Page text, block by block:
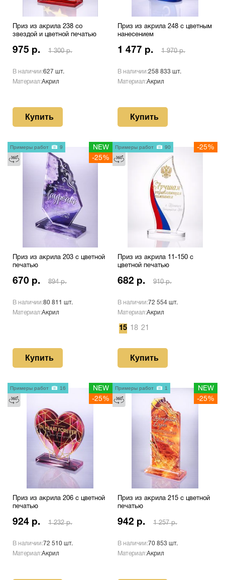
Приз из акрила 238 со
звездой и цветной печатью
975 р. 1 300 р.
В наличии:627 шт.
Материал:Акрил
Купить
Приз из акрила 248 с цветным
нанесением
1 477 р. 1 970 р.
В наличии:258 833 шт.
Материал:Акрил
Купить
Приз из акрила 203 с цветной
печатью
670 р. 894 р.
В наличии:80 811 шт.
Материал:Акрил
Купить
NEW
-25%
Примеры работ 9
Приз из акрила 11-150 с
цветной печатью
682 р. 910 р.
В наличии:72 554 шт.
Материал:Акрил
15 18 21
Купить
-25%
Примеры работ 90
Приз из акрила 206 с цветной
печатью
924 р. 1 232 р.
В наличии:72 510 шт.
Материал:Акрил
NEW
-25%
Примеры работ 16
Приз из акрила 215 с цветной
печатью
942 р. 1 257 р.
В наличии:70 853 шт.
Материал:Акрил
NEW
-25%
Примеры работ 1